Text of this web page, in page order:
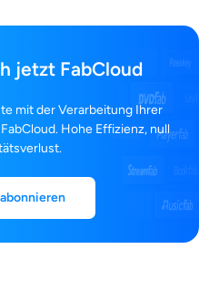
jetzt FabCloud
mit der Verarbeitung Ihrer
Hohe Effizienz, null